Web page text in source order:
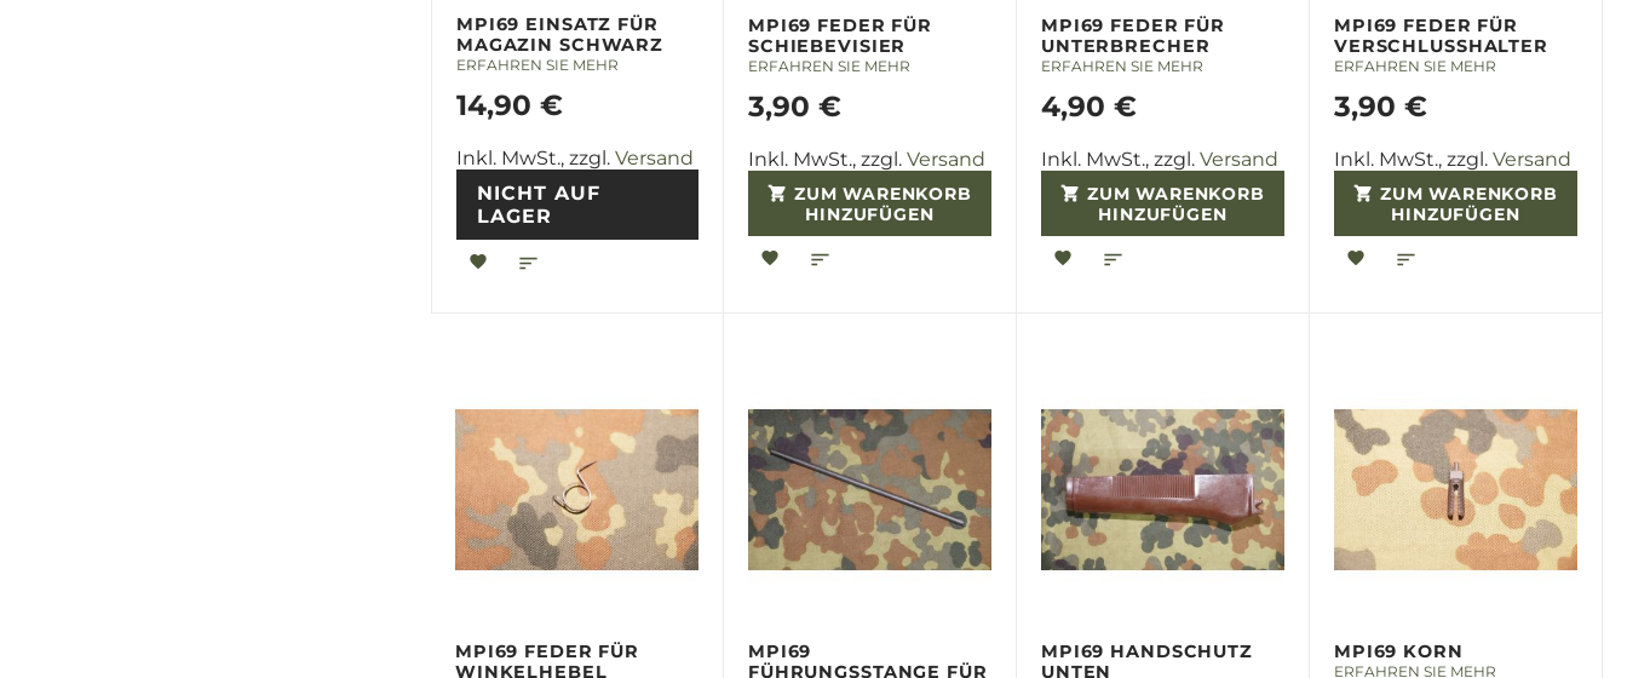
MPI69 EINSATZ FÜR
MAGAZIN SCHWARZ
ERFAHREN SIE MEHR
14,90 €
Inkl. MwSt., zzgl. Versand
NICHT AUF
LAGER
MPI69 FEDER FÜR
SCHIEBEVISIER
ERFAHREN SIE MEHR
3,90 €
Inkl. MwSt., zzgl. Versand
ZUM WARENKORB
HINZUFÜGEN
MPI69 FEDER FÜR
UNTERBRECHER
ERFAHREN SIE MEHR
4,90 €
Inkl. MwSt., zzgl. Versand
ZUM WARENKORB
HINZUFÜGEN
MPI69 FEDER FÜR
VERSCHLUSSHALTER
ERFAHREN SIE MEHR
3,90 €
Inkl. MwSt., zzgl. Versand
ZUM WARENKORB
HINZUFÜGEN
MPI69 FEDER FÜR
WINKELHEBEL
MPI69
FÜHRUNGSSTANGE FÜR
MPI69 HANDSCHUTZ
UNTEN
MPI69 KORN
ERFAHREN SIE MEHR